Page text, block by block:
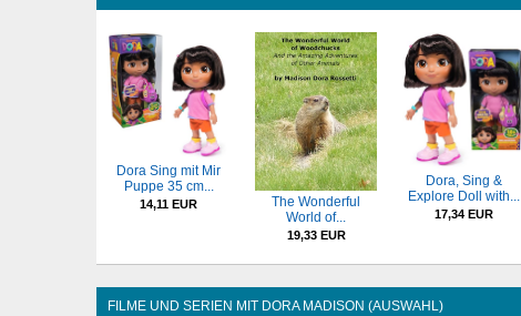
Dora Sing mit Mir
Puppe 35 cm...
14,11 EUR
The Wonderful
World of...
19,33 EUR
Dora, Sing &
Explore Doll with...
17,34 EUR
FILME UND SERIEN MIT DORA MADISON (AUSWAHL)